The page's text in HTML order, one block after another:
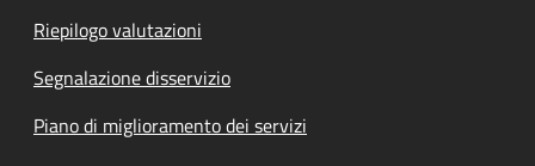
Riepilogo valutazioni
Segnalazione disservizio
Piano di miglioramento dei servizi